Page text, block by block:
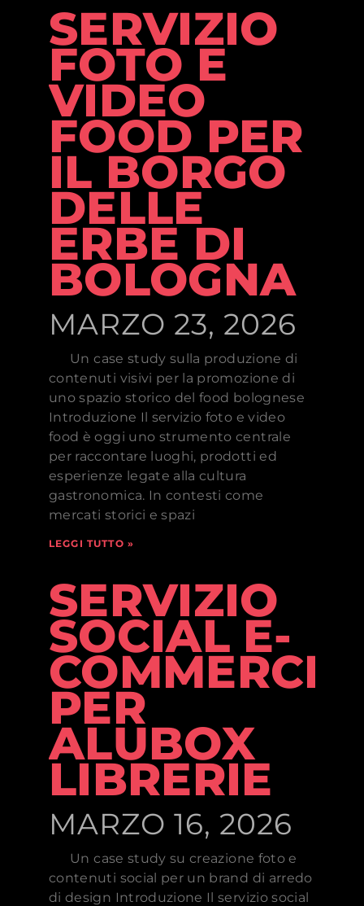
SERVIZIO
FOTO E
VIDEO
FOOD PER
IL BORGO
DELLE
ERBE DI
BOLOGNA
MARZO 23, 2026
Un case study sulla produzione di
contenuti visivi per la promozione di
uno spazio storico del food bolognese
Introduzione Il servizio foto e video
food è oggi uno strumento centrale
per raccontare luoghi, prodotti ed
esperienze legate alla cultura
gastronomica. In contesti come
mercati storici e spazi
LEGGI TUTTO »
SERVIZIO
SOCIAL E-
COMMERCE
PER
ALUBOX
LIBRERIE
MARZO 16, 2026
Un case study su creazione foto e
contenuti social per un brand di arredo
di design Introduzione Il servizio social